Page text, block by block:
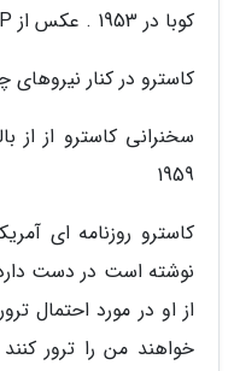
کوبا در 1953 . عکس از AFP
کاسترو در کنار
سخنرانی کاسترو از از
1959
کاسترو روزنامه ای
نوشته است در دست
از او در مورد احتمال
خواهند من را ترور